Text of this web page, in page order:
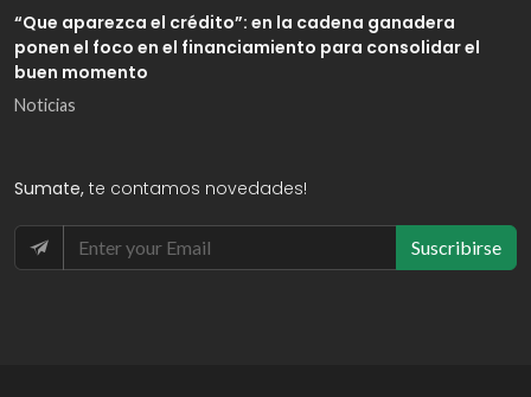
“Que aparezca el crédito”: en la cadena ganadera
ponen el foco en el financiamiento para consolidar el
buen momento
Noticias
Sumate, te contamos novedades!
Suscribirse